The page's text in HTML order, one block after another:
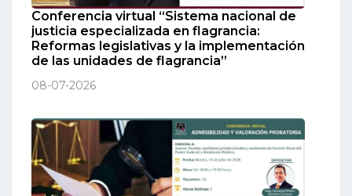
Conferencia virtual “Sistema nacional de
justicia especializada en flagrancia:
Reformas legislativas y la implementación
de las unidades de flagrancia”
08-07-2026